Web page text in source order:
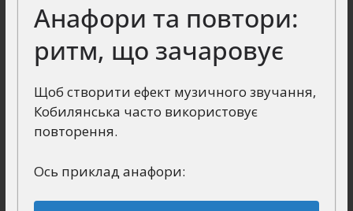
Анафори та повтори:
ритм, що зачаровує
Щоб створити ефект музичного звучання,
Кобилянська часто використовує
повторення.
Ось приклад анафори: